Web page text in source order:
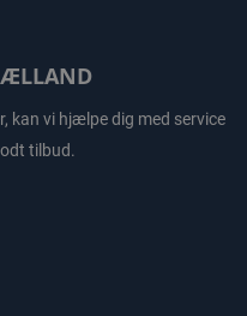
kan vi hjælpe dig med service
tilbud.